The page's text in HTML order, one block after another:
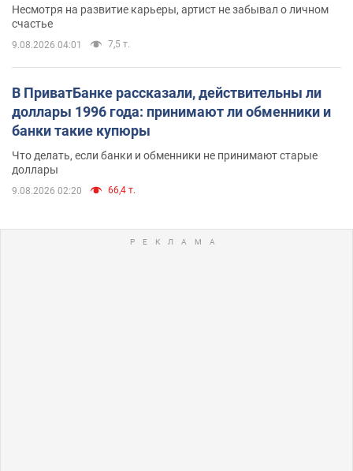
Несмотря на развитие карьеры, артист не забывал о личном
счастье
9.08.2026 04:01 7,5 т.
В ПриватБанке рассказали, действительны ли
доллары 1996 года: принимают ли обменники и
банки такие купюры
Что делать, если банки и обменники не принимают старые
доллары
9.08.2026 02:20 66,4 т.